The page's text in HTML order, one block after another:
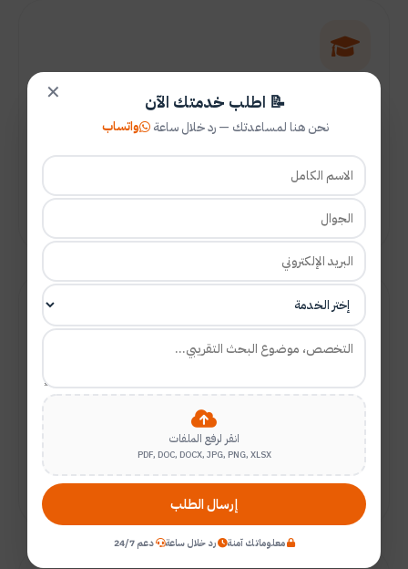
توفير القبول للدراسة واللغة
خدمة أساسها مصداقية العمل حيث نقوم بالتسجيل في
الجامعات المعتمدة وكذلك التسجيل في مراكز اللغة الإنجليزية
والتقديم على الجامعات الموصى بها من خلال متابعة مستمرة
لمستجدات الطلب.
تفاصيل الخدمة
توفير المراجع وتلخيص الدراسات السابقة
لدينا وبشكل حصري مئات آلاف الدراسات الكاملة والتي تضم
مراجع علمية حديثة في جميع التخصصات كما نقوم بتلخيص
الدراسات بشكل مكتمل العناصر باللغة العربية و/أو الإنجليزية
مع التوثيق الصحيح.
تفاصيل الخدمة
✕ 📝 اطلب خدمتك الآن
نحن هنا لمساعدتك — رد خلال ساعة واتساب
انقر لرفع الملفات
PDF, DOC, DOCX, JPG, PNG, XLSX
إرسال الطلب
معلوماتك آمنة رد خلال ساعة دعم 24/7